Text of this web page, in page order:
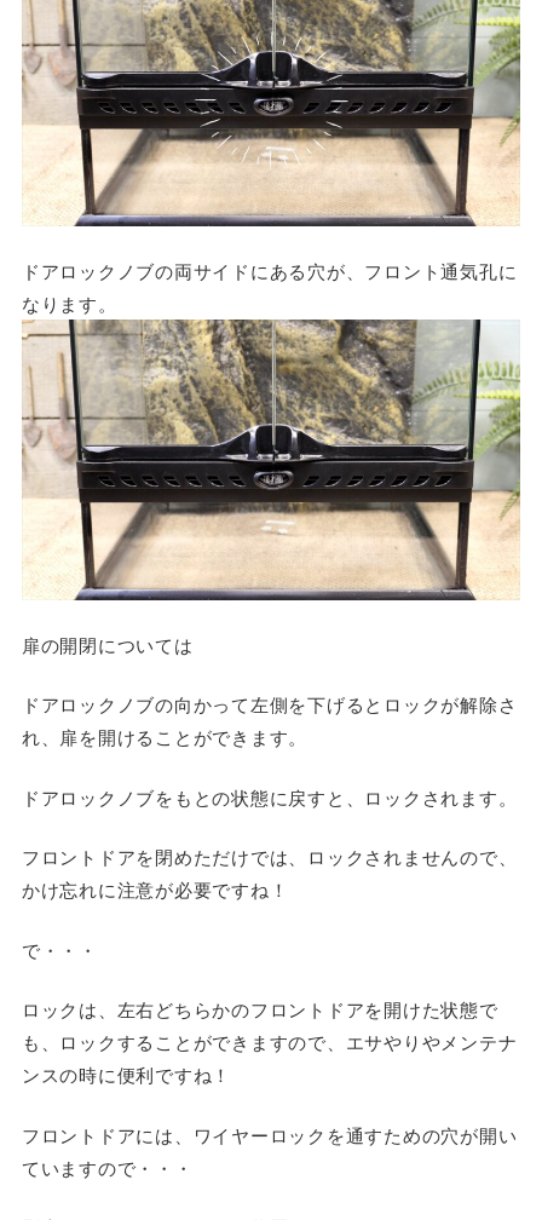
ドアロックノブの両サイドにある穴が、フロント通気孔に
なります。
扉の開閉については
ドアロックノブの向かって左側を下げるとロックが解除さ
れ、扉を開けることができます。
ドアロックノブをもとの状態に戻すと、ロックされます。
フロントドアを閉めただけでは、ロックされませんので、
かけ忘れに注意が必要ですね！
で・・・
ロックは、左右どちらかのフロントドアを開けた状態で
も、ロックすることができますので、エサやりやメンテナ
ンスの時に便利ですね！
フロントドアには、ワイヤーロックを通すための穴が開い
ていますので・・・